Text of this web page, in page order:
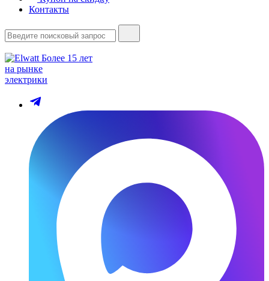
Контакты
Более 15 лет
на рынке
электрики